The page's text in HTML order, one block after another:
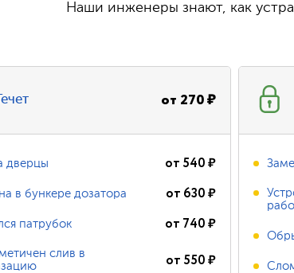
Наши инженеры знают, как
Течет от 270₽
дверцы от 540₽
в бункере дозатора от 630₽
патрубок от 740₽
слив в
от 550₽